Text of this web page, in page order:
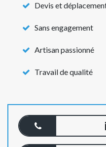
Devis et
Sans engagement
Artisan passionné
Travail de qualité